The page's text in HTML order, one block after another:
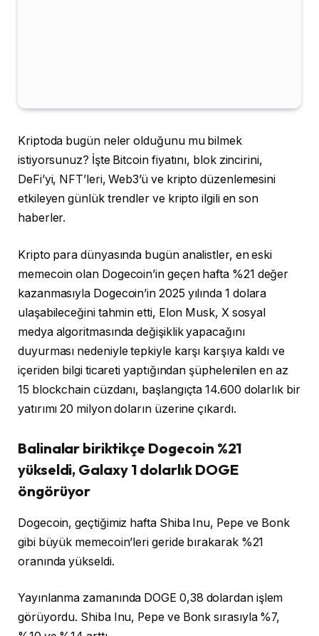
Kriptoda bugün neler olduğunu mu bilmek
istiyorsunuz? İşte Bitcoin fiyatını, blok zincirini,
DeFi’yi, NFT’leri, Web3’ü ve kripto düzenlemesini
etkileyen günlük trendler ve kripto ilgili en son
haberler.
Kripto para dünyasında bugün analistler, en eski
memecoin olan Dogecoin’in geçen hafta %21 değer
kazanmasıyla Dogecoin’in 2025 yılında 1 dolara
ulaşabileceğini tahmin etti, Elon Musk, X sosyal
medya algoritmasında değişiklik yapacağını
duyurması nedeniyle tepkiyle karşı karşıya kaldı ve
içeriden bilgi ticareti yaptığından şüphelenilen en az
15 blockchain cüzdanı, başlangıçta 14.600 dolarlık bir
yatırımı 20 milyon doların üzerine çıkardı.
Balinalar biriktikçe Dogecoin %21
yükseldi, Galaxy 1 dolarlık DOGE
öngörüyor
Dogecoin, geçtiğimiz hafta Shiba Inu, Pepe ve Bonk
gibi büyük memecoin’leri geride bırakarak %21
oranında yükseldi.
Yayınlanma zamanında DOGE 0,38 dolardan işlem
görüyordu. Shiba Inu, Pepe ve Bonk sırasıyla %7,